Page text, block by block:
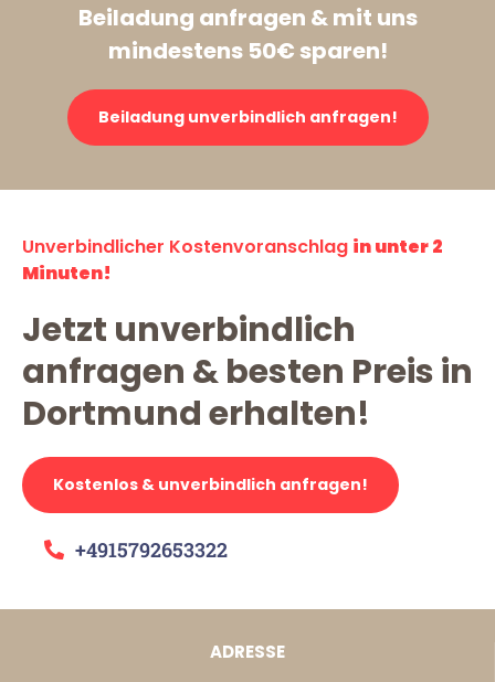
Beiladung anfragen & mit uns
mindestens 50€ sparen!
Beiladung unverbindlich anfragen!
Unverbindlicher Kostenvoranschlag in unter 2
Minuten!
Jetzt unverbindlich
anfragen & besten Preis in
Dortmund erhalten!
Kostenlos & unverbindlich anfragen!
+4915792653322
ADRESSE